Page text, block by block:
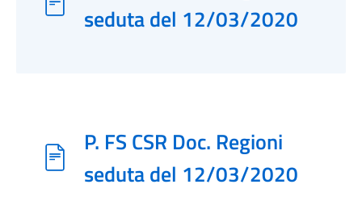
seduta del 12/03/2020
P. FS CSR Doc. Regioni
seduta del 12/03/2020